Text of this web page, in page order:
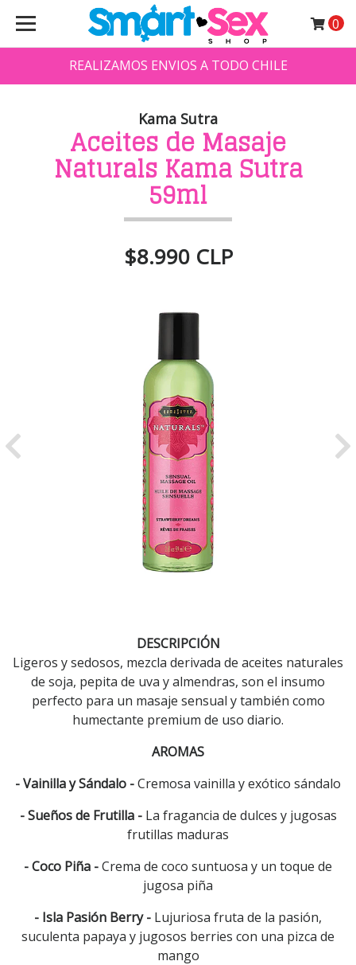
REALIZAMOS ENVIOS A TODO CHILE
0
Kama Sutra
Aceites de Masaje
Naturals Kama Sutra
59ml
$8.990 CLP
Previous
DESCRIPCIÓN
Ligeros y sedosos, mezcla derivada de aceites naturales
de soja, pepita de uva y almendras, son el insumo
perfecto para un masaje sensual y también como
humectante premium de uso diario.
AROMAS
- Vainilla y Sándalo -Cremosa vainilla y exótico sándalo
- Sueños de Frutilla - La fragancia de dulces y jugosas
frutillas maduras
- Coco Piña -Crema de coco suntuosa y un toque de
jugosa piña
- Isla Pasión Berry - Lujuriosa fruta de la pasión,
suculenta papaya y jugosos berries con una pizca de
mango